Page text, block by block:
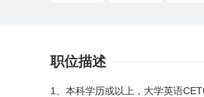
职位描述
1、本科学历或以上，大学英语